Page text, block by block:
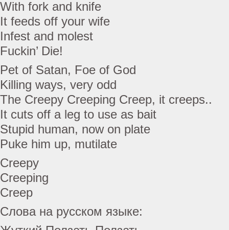
With fork and knife
It feeds off your wife
Infest and molest
Fuckin’ Die!
Pet of Satan, Foe of God
Killing ways, very odd
The Creepy Creeping Creep, it creeps..
It cuts off a leg to use as bait
Stupid human, now on plate
Puke him up, mutilate
Creepy
Creeping
Creep
Слова на русском языке: